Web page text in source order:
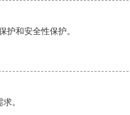
护和安全性保护。
。